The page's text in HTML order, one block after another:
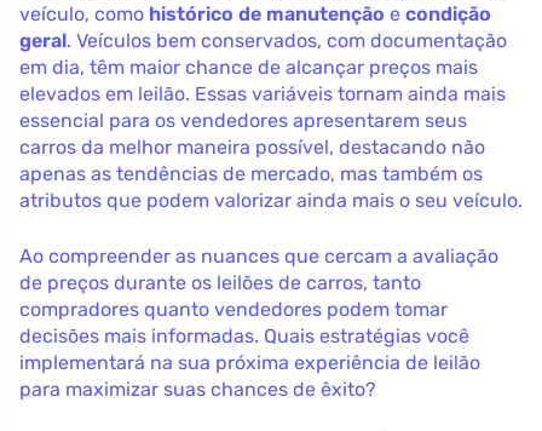
veículo, como histórico de manutenção e condição
geral. Veículos bem conservados, com documentação
em dia, têm maior chance de alcançar preços mais
elevados em leilão. Essas variáveis tornam ainda mais
essencial para os vendedores apresentarem seus
carros da melhor maneira possível, destacando não
apenas as tendências de mercado, mas também os
atributos que podem valorizar ainda mais o seu veículo.
Ao compreender as nuances que cercam a avaliação
de preços durante os leilões de carros, tanto
compradores quanto vendedores podem tomar
decisões mais informadas. Quais estratégias você
implementará na sua próxima experiência de leilão
para maximizar suas chances de êxito?